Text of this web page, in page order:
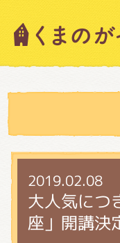
2019.02.08
大人気につ
座」開講決
キャラ
スタッ
絵本・